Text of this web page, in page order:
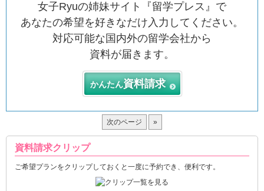
女子Ryuの姉妹サイト『留学プレス』で
あなたの希望を好きなだけ入力してください。
対応可能な国内外の留学会社から
資料が届きます。
かんたん資料請求
次のページ »
資料請求クリップ
ご希望プランをクリップしておくと一度に予約でき、便利です。